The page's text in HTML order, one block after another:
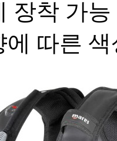
장착 가
에 따른